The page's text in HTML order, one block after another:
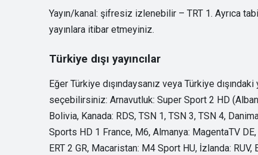
Yayın/kanal: şifresiz izlenebilir – TRT 1. Ayrıca
yayınlara itibar etmeyiniz.
Türkiye dışı yayıncılar
Eğer Türkiye dışındaysanız veya Türkiye
seçebilirsiniz: Arnavutluk: Super Sport 2 HD
Bolivia, Kanada: RDS, TSN 1, TSN 3, TSN 4,
Sports HD 1 France, M6, Almanya: MagentaTV
ERT 2 GR, Macaristan: M4 Sport HU, İzlanda: